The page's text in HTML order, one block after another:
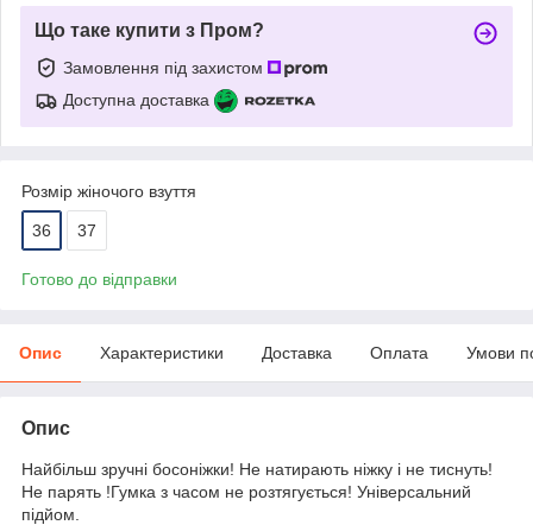
Що таке купити з Пром?
Замовлення під захистом
Доступна доставка
Розмір жіночого взуття
36 37
Готово до відправки
Опис Характеристики Доставка Оплата Умови
Опис
Найбільш зручні босоніжки! Не натирають ніжку і не тиснуть!
Не парять !Гумка з часом не розтягується! Універсальний
підйом.